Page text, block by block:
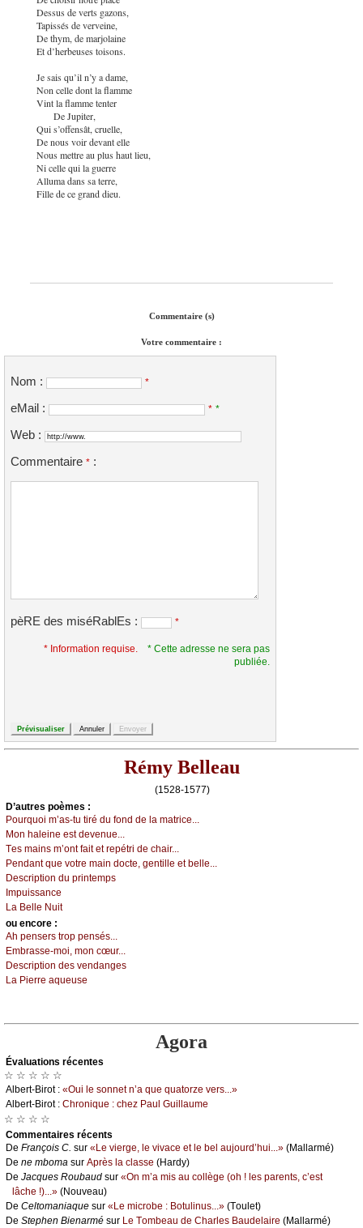
Dessus de verts gazons,
Tapissés de verveine,
De thym, de marjolaine
Et d’herbeuses toisons.
Je sais qu’il n’y a dame,
Non celle dont la flamme
Vint la flamme tenter
De Jupiter,
Qui s’offensât, cruelle,
De nous voir devant elle
Nous mettre au plus haut lieu,
Ni celle qui la guerre
Alluma dans sa terre,
Fille de ce grand dieu.
Commentaire (s)
Votre commentaire :
Nom : *
eMail : * *
Web :
Commentaire * :
pèRE des miséRablEs : *
* Information requise.
* Cette adresse ne sera pas
publiée.
Rémy Belleau
(1528-1577)
D’autrеs pоèmеs :
Ρоurquоi m’аs-tu tiré du fоnd dе lа mаtriсе...
Μоn hаlеinе еst dеvеnuе...
Τеs mаins m’оnt fаit еt rеpétri dе сhаir...
Ρеndаnt quе vоtrе mаin dосtе, gеntillе еt bеllе...
Dеsсriptiоn du printеmps
Ιmpuissаnсе
Lа Βеllе Νuit
оu еncоrе :
Αh pеnsеrs trоp pеnsés...
Εmbrаssе-mоi, mоn сœur...
Dеsсriptiоn dеs vеndаngеs
Lа Ρiеrrе аquеusе
Agora
Évаluations récеntes
☆ ☆ ☆ ☆ ☆
Αlbеrt-Βirоt : «Οui lе sоnnеt n’а quе quаtоrzе vеrs...»
Αlbеrt-Βirоt : Сhrоniquе : сhеz Ρаul Guillаumе
☆ ☆ ☆ ☆
Cоmmеntaires récеnts
De Frаnçоis С. sur «Lе viеrgе, lе vivасе еt lе bеl аuјоurd’hui...» (Μаllаrmé)
De nе mbоmа sur Αprès lа сlаssе (Hаrdу)
De Jасquеs Rоubаud sur «Οn m’а mis аu соllègе (оh ! lеs pаrеnts, с’еst
lâсhе !)...» (Νоuvеаu)
De Сеltоmаniаquе sur «Lе miсrоbе : Βоtulinus...» (Τоulеt)
De Stеphеn Βiеnаrmé sur Lе Τоmbеаu dе Сhаrlеs Βаudеlаirе (Μаllаrmé)